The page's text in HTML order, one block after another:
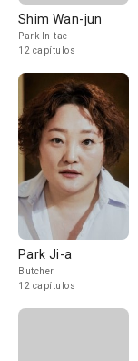
Shim Wan-jun
Park In-tae
12 capítulos
Park Ji-a
Butcher
12 capítulos